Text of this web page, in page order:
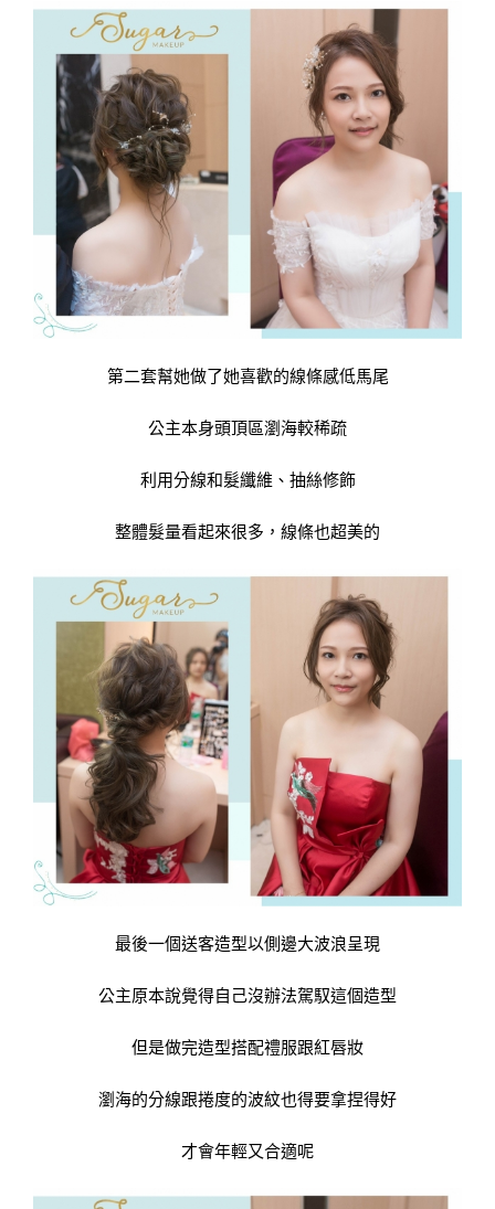
第二套幫她做了她喜歡的線條感低馬尾
公主本身頭頂區瀏海較稀疏
利用分線和髮纖維、抽絲修飾
整體髮量看起來很多，線條也超美的
最後一個送客造型以側邊大波浪呈現
公主原本說覺得自己沒辦法駕馭這個造型
但是做完造型搭配禮服跟紅唇妝
瀏海的分線跟捲度的波紋也得要拿捏得好
才會年輕又合適呢